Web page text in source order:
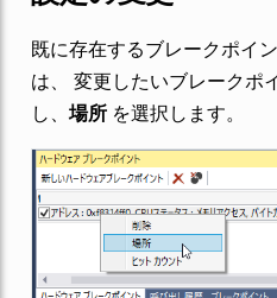
既に存在するブレークポイ
は、 変更したいブレークポ
し、 場所を選択します。